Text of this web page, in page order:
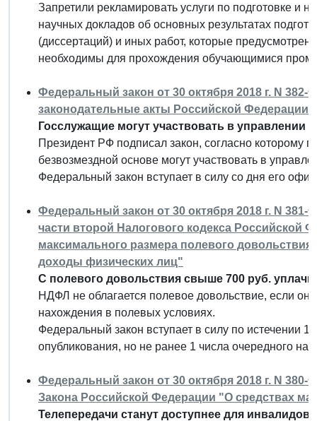
Запретили рекламировать услуги по подготовке и
научных докладов об основных результатах
(диссертаций) и иных работ, которые
необходимы для прохождения обучающимися
Федеральный закон от 30 октября 2018 г. N
законодательные акты Российской Федерации"
Госслужащие могут участвовать в
Президент РФ подписал закон, согласно которому
безвозмездной основе могут участвовать в
Федеральный закон вступает в силу со дня его
Федеральный закон от 30 октября 2018 г. N
части второй Налогового кодекса Российской
максимального размера полевого
доходы физических лиц"
С полевого довольствия свыше 700 руб.
НДФЛ не облагается полевое довольствие, если
нахождения в полевых условиях.
Федеральный закон вступает в силу по истечении
опубликования, но не ранее 1 числа очередного
Федеральный закон от 30 октября 2018 г. N
Закона Российской Федерации "О средствах
Телепередачи станут доступнее для инвалидов